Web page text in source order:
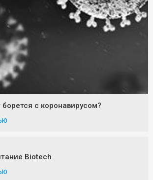
с коронавирусом?
Biotech